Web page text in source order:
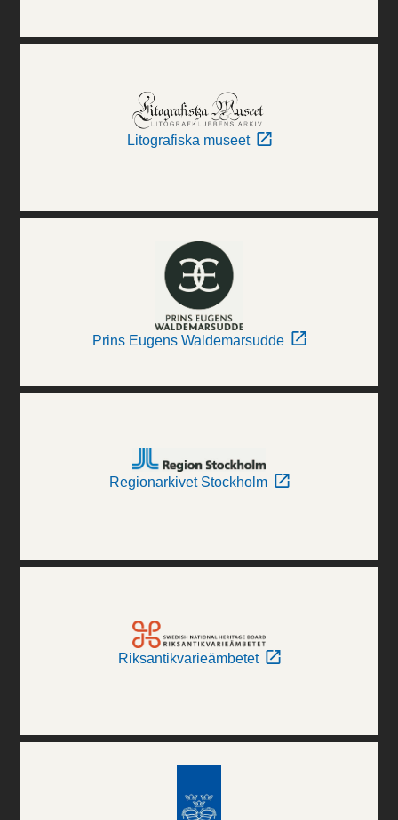
Litografiska museet
Prins Eugens Waldemarsudde
Regionarkivet Stockholm
Riksantikvarieämbetet